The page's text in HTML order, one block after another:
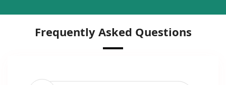
Frequently Asked Questions